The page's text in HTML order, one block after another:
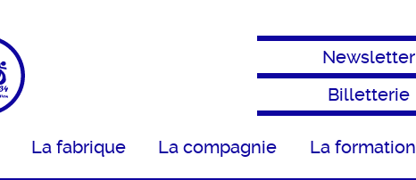
Newsletter
Billetterie
La fabrique La compagnie La formation